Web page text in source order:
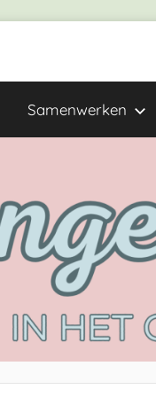
Samenwerken